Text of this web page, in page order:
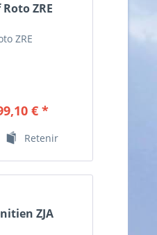
ZRE
ZRE
€ *
Retenir
ZJA